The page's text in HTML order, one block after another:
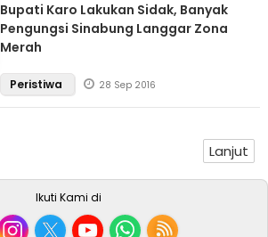
Bupati Karo Lakukan Sidak, Banyak
Pengungsi Sinabung Langgar Zona
Merah
Peristiwa 28 Sep 2016
Lanjut
Ikuti Kami di